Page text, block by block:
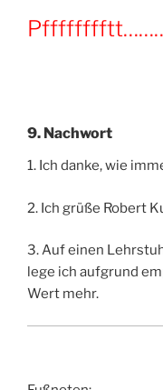
9. Nachwort
1. Ich danke, wie
2. Ich grüße Robert
3. Auf einen
lege ich aufgrund
Wert mehr.